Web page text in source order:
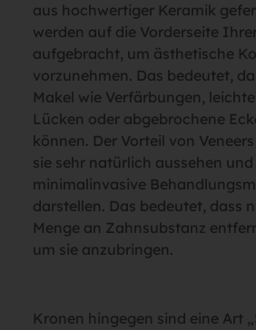
aus hochwertiger Keramik
werden auf die Vorderseite
aufgebracht, um ästhetische
vorzunehmen. Das bedeutet,
Makel wie Verfärbungen,
Lücken oder abgebrochene
können. Der Vorteil von
sie sehr natürlich aussehen
minimalinvasive
darstellen. Das bedeutet, dass
Menge an Zahnsubstanz
um sie anzubringen.
Kronen hingegen sind eine Art